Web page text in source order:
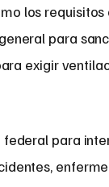
los requisitos
para
exigir
para